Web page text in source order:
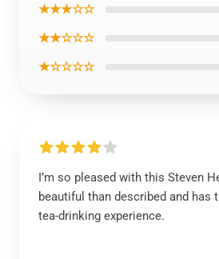
★★★☆☆
★★☆☆☆
★☆☆☆☆
I’m so pleased with this Steven
beautiful than described and has
tea-drinking experience.